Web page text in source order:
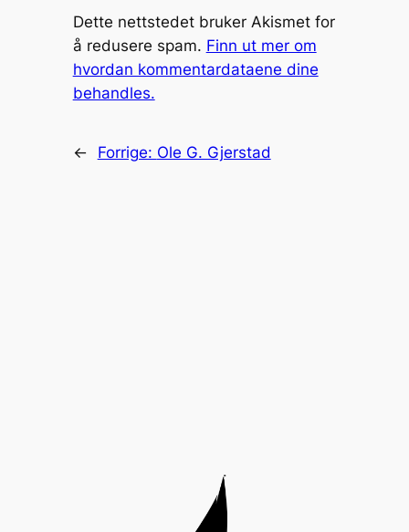
Dette nettstedet bruker Akismet for
å redusere spam. Finn ut mer om
hvordan kommentardataene dine
behandles.
← Forrige: Ole G. Gjerstad